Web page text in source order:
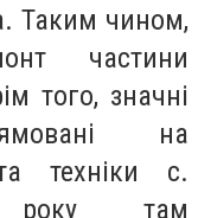
Таким чином,
частини
того, значні
на
техніки с.
року там